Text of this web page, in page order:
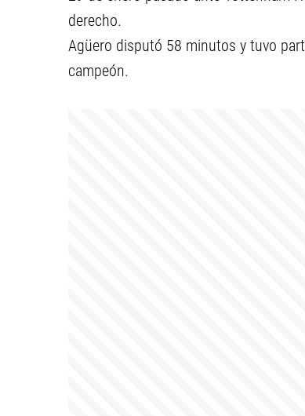
derecho.
Agüero disputó 58 minutos y tuvo
campeón.